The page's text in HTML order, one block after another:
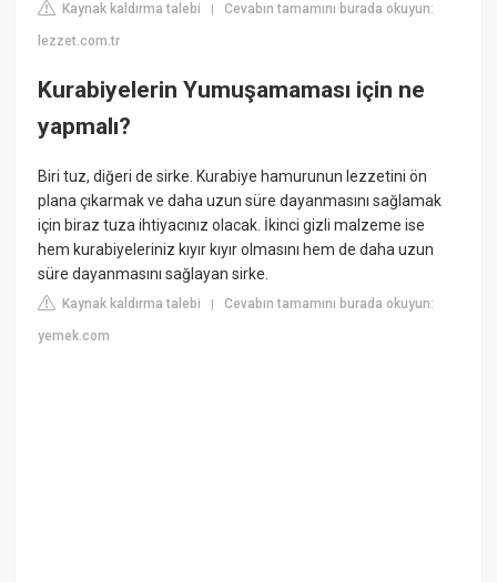
Kaynak kaldırma talebi |Cevabın tamamını burada okuyun:
lezzet.com.tr
Kurabiyelerin Yumuşamaması için ne
yapmalı?
Biri tuz, diğeri de sirke. Kurabiye hamurunun lezzetini ön
plana çıkarmak ve daha uzun süre dayanmasını sağlamak
için biraz tuza ihtiyacınız olacak. İkinci gizli malzeme ise
hem kurabiyeleriniz kıyır kıyır olmasını hem de daha uzun
süre dayanmasını sağlayan sirke.
Kaynak kaldırma talebi |Cevabın tamamını burada okuyun:
yemek.com